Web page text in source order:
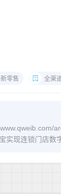
零售 全渠
实现连锁门店数